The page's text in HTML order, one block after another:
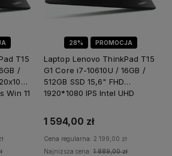
T15
/
Win 11
28% PROMOCJA
Laptop Lenovo ThinkPad T15
G1 Core i7-10610U / 16GB /
512GB SSD 15,6" FHD
1920*1080 IPS Intel UHD
Nauki Domu
1 594,00 zł
Cena regularna: 2 199,00 zł
Najniższa cena: 1 889,00 zł